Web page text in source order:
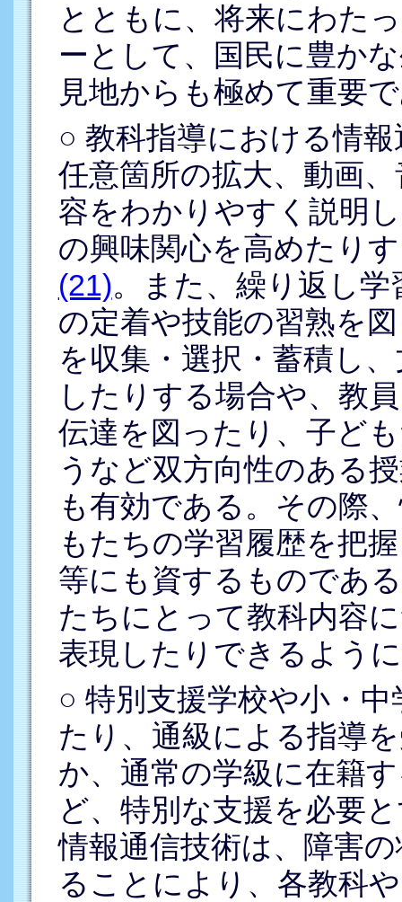
とともに、将来にわた
ーとして、国民に豊か
見地からも極めて重要
○ 教科指導における情
任意箇所の拡大、動画
容をわかりやすく説明
の興味関心を高めたり
(21)。また、繰り返し
の定着や技能の習熟を
を収集・選択・蓄積し
したりする場合や、教
伝達を図ったり、子ど
うなど双方向性のある
も有効である。その際
もたちの学習履歴を把
等にも資するものであ
たちにとって教科内容
表現したりできるよう
○ 特別支援学校や小・
たり、通級による指導
か、通常の学級に在籍
ど、特別な支援を必要
情報通信技術は、障害
ることにより、各教科